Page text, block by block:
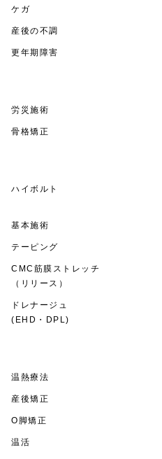
ケガ
産後の不調
更年期障害
労災施術
骨格矯正
ハイボルト
基本施術
テーピング
CMC筋膜ストレッチ
（リリース）
ドレナージュ
(EHD・DPL)
温熱療法
産後矯正
O脚矯正
温活